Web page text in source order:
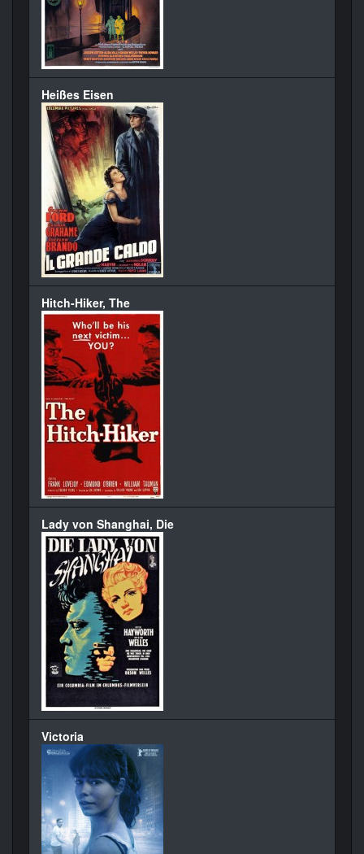
Heißes Eisen
Hitch-Hiker, The
Lady von Shanghai, Die
Victoria